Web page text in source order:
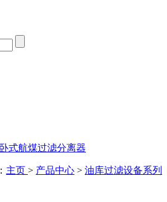
式航煤过滤分离器
主页 > 产品中心 > 油库过滤设备系列